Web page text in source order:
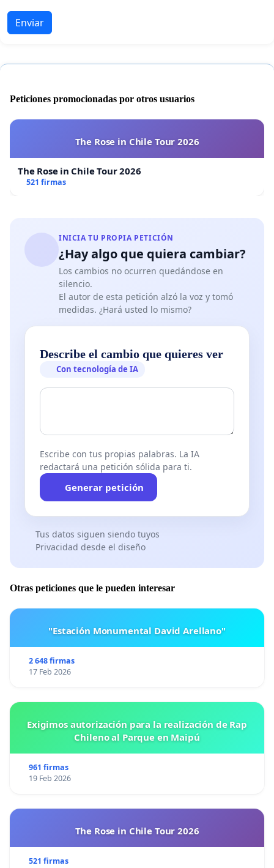
Enviar
Peticiones promocionadas por otros usuarios
The Rose in Chile Tour 2026
The Rose in Chile Tour 2026
521 firmas
INICIA TU PROPIA PETICIÓN
¿Hay algo que quiera cambiar?
Los cambios no ocurren quedándose en
silencio.
El autor de esta petición alzó la voz y tomó
medidas. ¿Hará usted lo mismo?
Describe el cambio que quieres ver
Con tecnología de IA
Escribe con tus propias palabras. La IA
redactará una petición sólida para ti.
Generar petición
Tus datos siguen siendo tuyos
Privacidad desde el diseño
Otras peticiones que le pueden interesar
"Estación Monumental David Arellano"
2 648 firmas
17 Feb 2026
Exigimos autorización para la realización de Rap
Chileno al Parque en Maipú
961 firmas
19 Feb 2026
The Rose in Chile Tour 2026
521 firmas